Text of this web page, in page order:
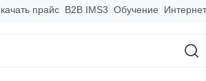
прайс B2B IMS3 Обучение